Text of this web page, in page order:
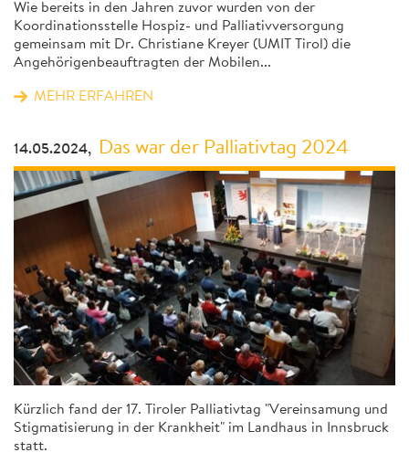
Wie bereits in den Jahren zuvor wurden von der
Koordinationsstelle Hospiz- und Palliativversorgung
gemeinsam mit Dr. Christiane Kreyer (UMIT Tirol) die
Angehörigenbeauftragten der Mobilen...
MEHR ERFAHREN
14.05.2024, Das war der Palliativtag 2024
Kürzlich fand der 17. Tiroler Palliativtag "Vereinsamung und
Stigmatisierung in der Krankheit" im Landhaus in Innsbruck
statt.